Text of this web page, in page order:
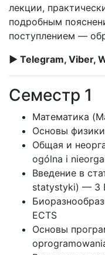
лекции,
подробным
поступлением —
► Telegram, Viber,
Семестр 1
Математика
Основы
Общая и
ogólna i
Введение в
statystyki) — 3
ECTS
Основы